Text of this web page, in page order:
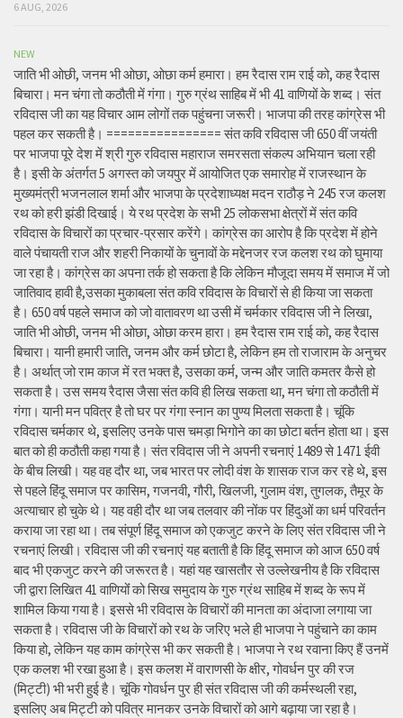
6 AUG, 2026
NEW
जाति भी ओछी, जनम भी ओछा, ओछा कर्म हमारा। हम रैदास राम राई को, कह रैदास
बिचारा। मन चंगा तो कठौती में गंगा। गुरु ग्रंथ साहिब में भी 41 वाणियों के शब्द। संत
रविदास जी का यह विचार आम लोगों तक पहुंचना जरूरी। भाजपा की तरह कांग्रेस भी
पहल कर सकती है। ================ संत कवि रविदास जी 650 वीं जयंती
पर भाजपा पूरे देश में श्री गुरु रविदास महाराज समरसता संकल्प अभियान चला रही
है। इसी के अंतर्गत 5 अगस्त को जयपुर में आयोजित एक समारोह में राजस्थान के
मुख्यमंत्री भजनलाल शर्मा और भाजपा के प्रदेशाध्यक्ष मदन राठौड़ ने 245 रज कलश
रथ को हरी झंडी दिखाई। ये रथ प्रदेश के सभी 25 लोकसभा क्षेत्रों में संत कवि
रविदास के विचारों का प्रचार-प्रसार करेंगे। कांग्रेस का आरोप है कि प्रदेश में होने
वाले पंचायती राज और शहरी निकायों के चुनावों के मद्देनजर रज कलश रथ को घुमाया
जा रहा है। कांग्रेस का अपना तर्क हो सकता है कि लेकिन मौजूदा समय में समाज में जो
जातिवाद हावी है,उसका मुकाबला संत कवि रविदास के विचारों से ही किया जा सकता
है। 650 वर्ष पहले समाज को जो वातावरण था उसी में चर्मकार रविदास जी ने लिखा,
जाति भी ओछी, जनम भी ओछा, ओछा करम हारा। हम रैदास राम राई को, कह रैदास
बिचारा। यानी हमारी जाति, जनम और कर्म छोटा है, लेकिन हम तो राजाराम के अनुचर
है। अर्थात् जो राम काज में रत भक्त है, उसका कर्म, जन्म और जाति कमतर कैसे हो
सकता है। उस समय रैदास जैसा संत कवि ही लिख सकता था, मन चंगा तो कठौती में
गंगा। यानी मन पवित्र है तो घर पर गंगा स्नान का पुण्य मिलता सकता है। चूंकि
रविदास चर्मकार थे, इसलिए उनके पास चमड़ा भिगोने का का छोटा बर्तन होता था। इस
बात को ही कठौती कहा गया है। संत रविदास जी ने अपनी रचनाएं 1489 से 1471 ईवी
के बीच लिखी। यह वह दौर था, जब भारत पर लोदी वंश के शासक राज कर रहे थे, इस
से पहले हिंदू समाज पर कासिम, गजनवी, गौरी, खिलजी, गुलाम वंश, तुगलक, तैमूर के
अत्याचार हो चुके थे। यह वही दौर था जब तलवार की नोंक पर हिंदुओं का धर्म परिवर्तन
कराया जा रहा था। तब संपूर्ण हिंदू समाज को एकजुट करने के लिए संत रविदास जी ने
रचनाएं लिखी। रविदास जी की रचनाएं यह बताती है कि हिंदू समाज को आज 650 वर्ष
बाद भी एकजुट करने की जरूरत है। यहां यह खासतौर से उल्लेखनीय है कि रविदास
जी द्वारा लिखित 41 वाणियोंं को सिख समुदाय के गुरु ग्रंथ साहिब में शब्द के रूप में
शामिल किया गया है। इससे भी रविदास के विचारों की मानता का अंदाजा लगाया जा
सकता है। रविदास जी के विचारों को रथ के जरिए भले ही भाजपा ने पहुंचाने का काम
किया हो, लेकिन यह काम कांग्रेस भी कर सकती है। भाजपा ने रथ रवाना किए हैं उनमें
एक कलश भी रखा हुआ है। इस कलश में वाराणसी के क्षीर, गोवर्धन पुर की रज
(मिट्टी) भी भरी हुई है। चूंकि गोवर्धन पुर ही संत रविदास जी की कर्मस्थली रहा,
इसलिए अब मिट्टी को पवित्र मानकर उनके विचारों को आगे बढ़ाया जा रहा है।